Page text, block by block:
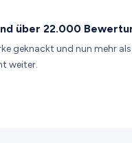
über 22.000
geknackt und nun mehr
weiter.